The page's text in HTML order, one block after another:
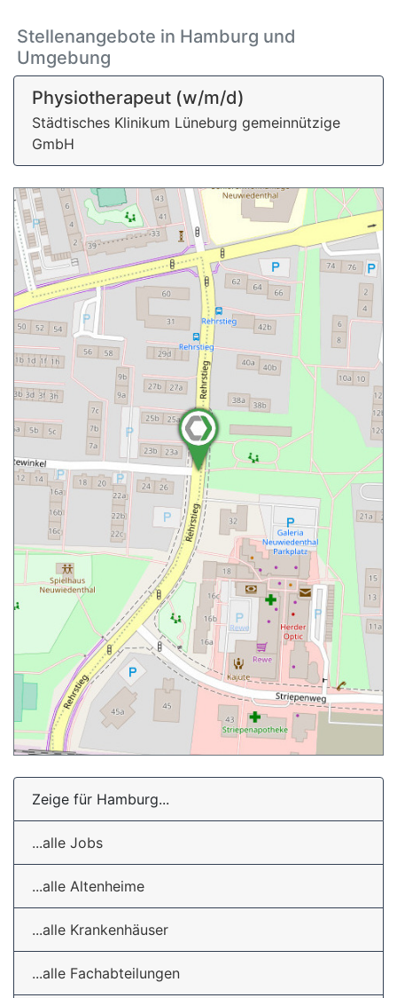
Stellenangebote in Hamburg und
Umgebung
Physiotherapeut (w/m/d)
Städtisches Klinikum Lüneburg gemeinnützige
GmbH
Zeige für Hamburg...
...alle Jobs
...alle Altenheime
...alle Krankenhäuser
...alle Fachabteilungen